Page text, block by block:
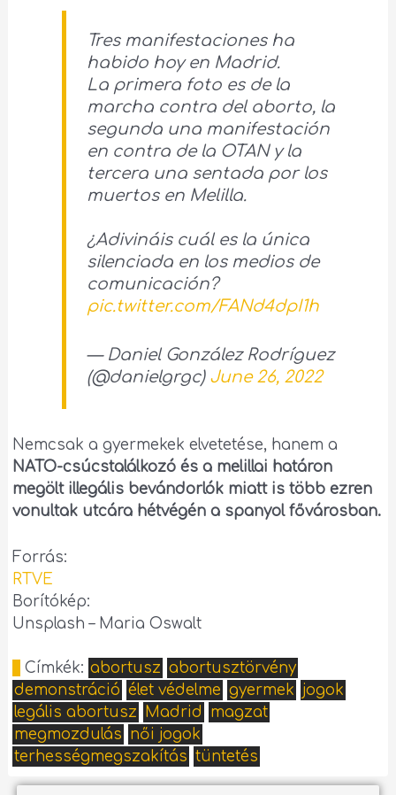
Tres manifestaciones ha
habido hoy en Madrid.
La primera foto es de la
marcha contra del aborto, la
segunda una manifestación
en contra de la OTAN y la
tercera una sentada por los
muertos en Melilla.
¿Adivináis cuál es la única
silenciada en los medios de
comunicación?
pic.twitter.com/FANd4dpI1h
— Daniel González Rodríguez
(@danielgrgc) June 26, 2022
Nemcsak a gyermekek elvetetése, hanem a
NATO-csúcstalálkozó és a melillai határon
megölt illegális bevándorlók miatt is több ezren
vonultak utcára hétvégén a spanyol fővárosban.
Forrás:
RTVE
Borítókép:
Unsplash – Maria Oswalt
Címkék: abortusz abortusztörvény
demonstráció élet védelme gyermek jogok
legális abortusz
Madrid
magzat
megmozdulás női jogok
terhességmegszakítás tüntetés